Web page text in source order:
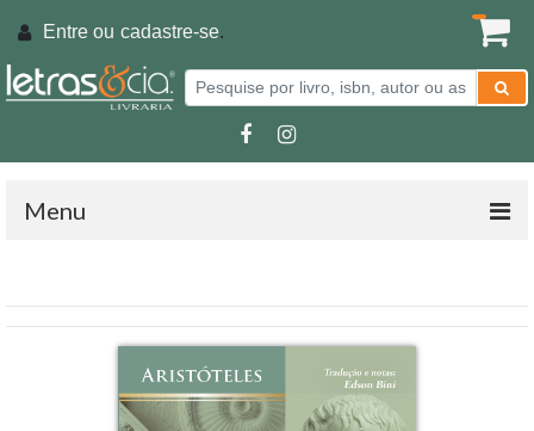
Entre ou cadastre-se.
Menu